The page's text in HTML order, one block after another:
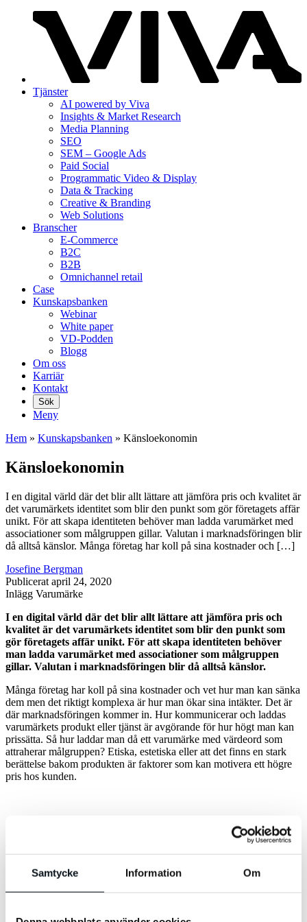
Samtycke Information Om
Tjänster
AI powered by Viva
Insights & Market Research
Media Planning
SEO
SEM – Google Ads
Paid Social
Programmatic Video & Display
Data & Tracking
Creative & Branding
Web Solutions
Branscher
E-Commerce
B2C
B2B
Omnichannel retail
Case
Kunskaps­banken
Webinar
White paper
VD-Podden
Blogg
Om oss
Karriär
Kontakt
Sök
Meny
Hem » Kunskaps­banken » Känsloekonomin
Känsloekonomin
I en digital värld där det blir allt lättare att jämföra pris och kvalitet är
det varumärkets identitet som blir den punkt som gör företagets affär
unikt. För att skapa identiteten behöver man ladda varumärket med
associationer som målgruppen gillar. Valutan i marknadsföringen blir
då alltså känslor. Många företag har koll på sina kostnader och […]
Josefine Bergman
Publicerat april 24, 2020
Inlägg Varumärke
I en digital värld där det blir allt lättare att jämföra pris och
kvalitet är det varumärkets identitet som blir den punkt som
gör företagets affär unikt. För att skapa identiteten behöver
man ladda varumärket med associationer som målgruppen
gillar. Valutan i marknadsföringen blir då alltså känslor.
Många företag har koll på sina kostnader och vet hur man kan sänka
dem men det riktigt komplexa är hur man ökar sina intäkter. Det är
där marknadsföringen kommer in. Hur kommunicerar och laddas
varumärkets produkt eller tjänst är avgörande för hur högt man kan
prissätta. Så hur laddar man då ett varumärke med värdeord som
attraherar målgruppen? Etiska, estetiska eller att det finns en stark
berättelse bakom produkten är faktorer som kan motivera ett högre
pris hos kunden.